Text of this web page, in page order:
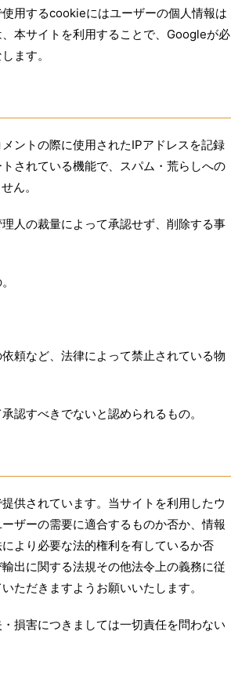
用するcookieにはユーザーの個人情報は
本サイトを利用することで、Googleが必
ます。
ントの際に使用されたIPアドレスを記録
されている機能で、スパム・荒らしへの
ん。
人の裁量によって承認せず、削除する事
頼など、法律によって禁止されている物
認すべきでないと認められるもの。
供されています。当サイトを利用したウ
ザーの需要に適合するものか否か、情報
より必要な法的権利を有しているか否
出に関する法規その他法令上の義務に従
ただきますようお願いいたします。
損害につきましては一切責任を問わない